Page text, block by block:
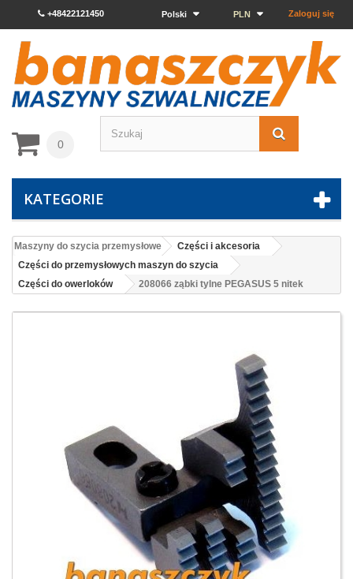
Zaloguj się
PLN
Polski
+48422121450
0
KATEGORIE
Maszyny do szycia przemysłowe
Części i akcesoria
Części do przemysłowych maszyn do szycia
Części do owerloków
208066 ząbki tylne PEGASUS 5 nitek